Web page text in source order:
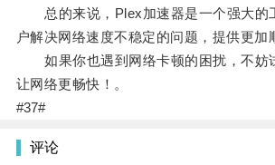
总的来说，Plex加速器是一个强大的
户解决网络速度不稳定的问题，提供更加
如果你也遇到网络卡顿的困扰，不妨
让网络更畅快！。
#37#
评论